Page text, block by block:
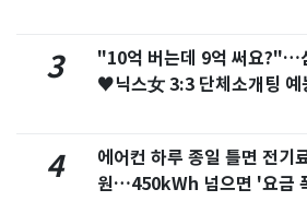
3
"10억 버는데 9억 써요?"…
♥닉스女 3:3 단체소개팅 예
4
에어컨 하루 종일 틀면 전기
원…450kWh 넘으면 '요금